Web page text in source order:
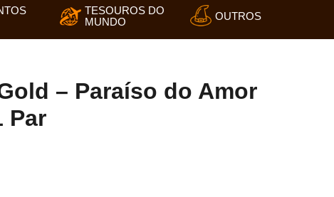
TESOUROS DO
MUNDO
OUTROS
– Paraíso do Amor
Par